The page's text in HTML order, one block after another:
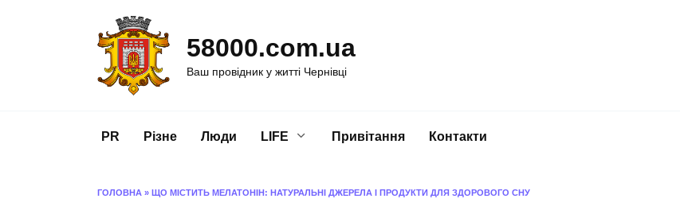
58000.com.ua
Ваш провідник у житті Чернівці
PR Різне Люди LIFE Привітання Контакти
ГОЛОВНА » ЩО МІСТИТЬ МЕЛАТОНІН: НАТУРАЛЬНІ ДЖЕРЕЛА І ПРОДУКТИ ДЛЯ ЗДОРОВОГО СНУ